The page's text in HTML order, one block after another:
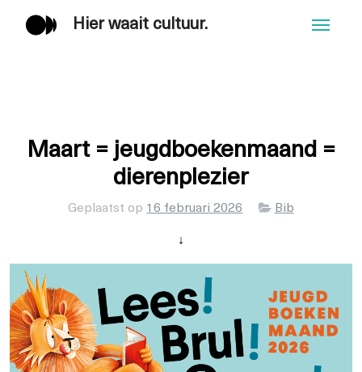
Hier waait cultuur. Menu
Maart = jeugdboekenmaand =
dierenplezier
Geplaatst op 16 februari 2026 Categorieën
Bib
↓